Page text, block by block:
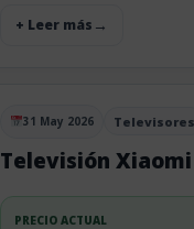
+ Leer más
Publicado el
31 May 2026 Televisores
Televisión Xiaomi
PRECIO ACTUAL